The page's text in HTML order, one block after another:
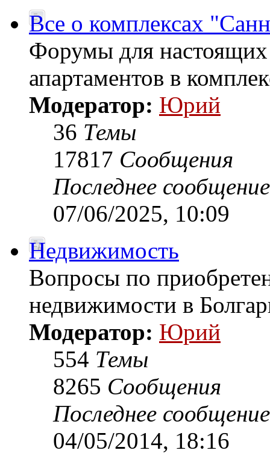
Все о комплексах
Форумы для
апартаментов в
Модератор: Юрий
36 Темы
17817 Сообщения
Последнее сообщение
07/06/2025, 10:09
Недвижимость
Вопросы по
недвижимости в
Модератор: Юрий
554 Темы
8265 Сообщения
Последнее сообщение
04/05/2014, 18:16